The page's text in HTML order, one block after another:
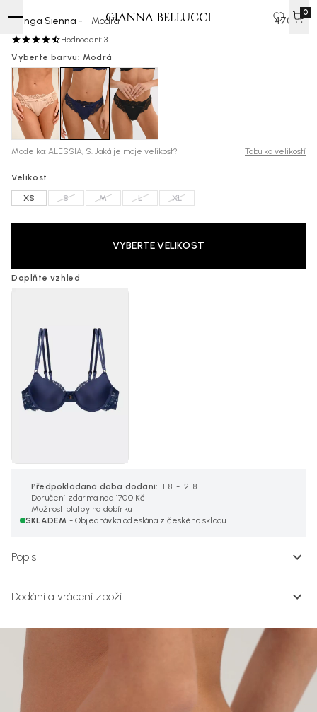
0
Tanga Sienna - - Modrá 470 Kč
Hodnocení: 3
Vyberte barvu: Modrá
Modelka: ALESSIA, S. Jaká je moje velikost? Tabulka velikostí
Velikost
XS S M L XL
VYBERTE VELIKOST
Doplňte vzhled
Předpokládaná doba dodání: 11. 8. - 12. 8.
Doručení zdarma nad 1700 Kč
Možnost platby na dobírku
SKLADEM - Objednávka odeslána z českého skladu
Popis
Dodání a vrácení zboží